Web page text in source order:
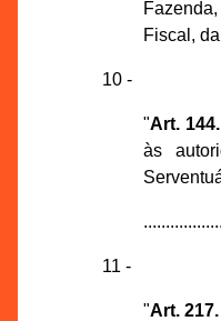
Fiscal,
10 -
"Art. 144.
às
11 -
"Art. 217.